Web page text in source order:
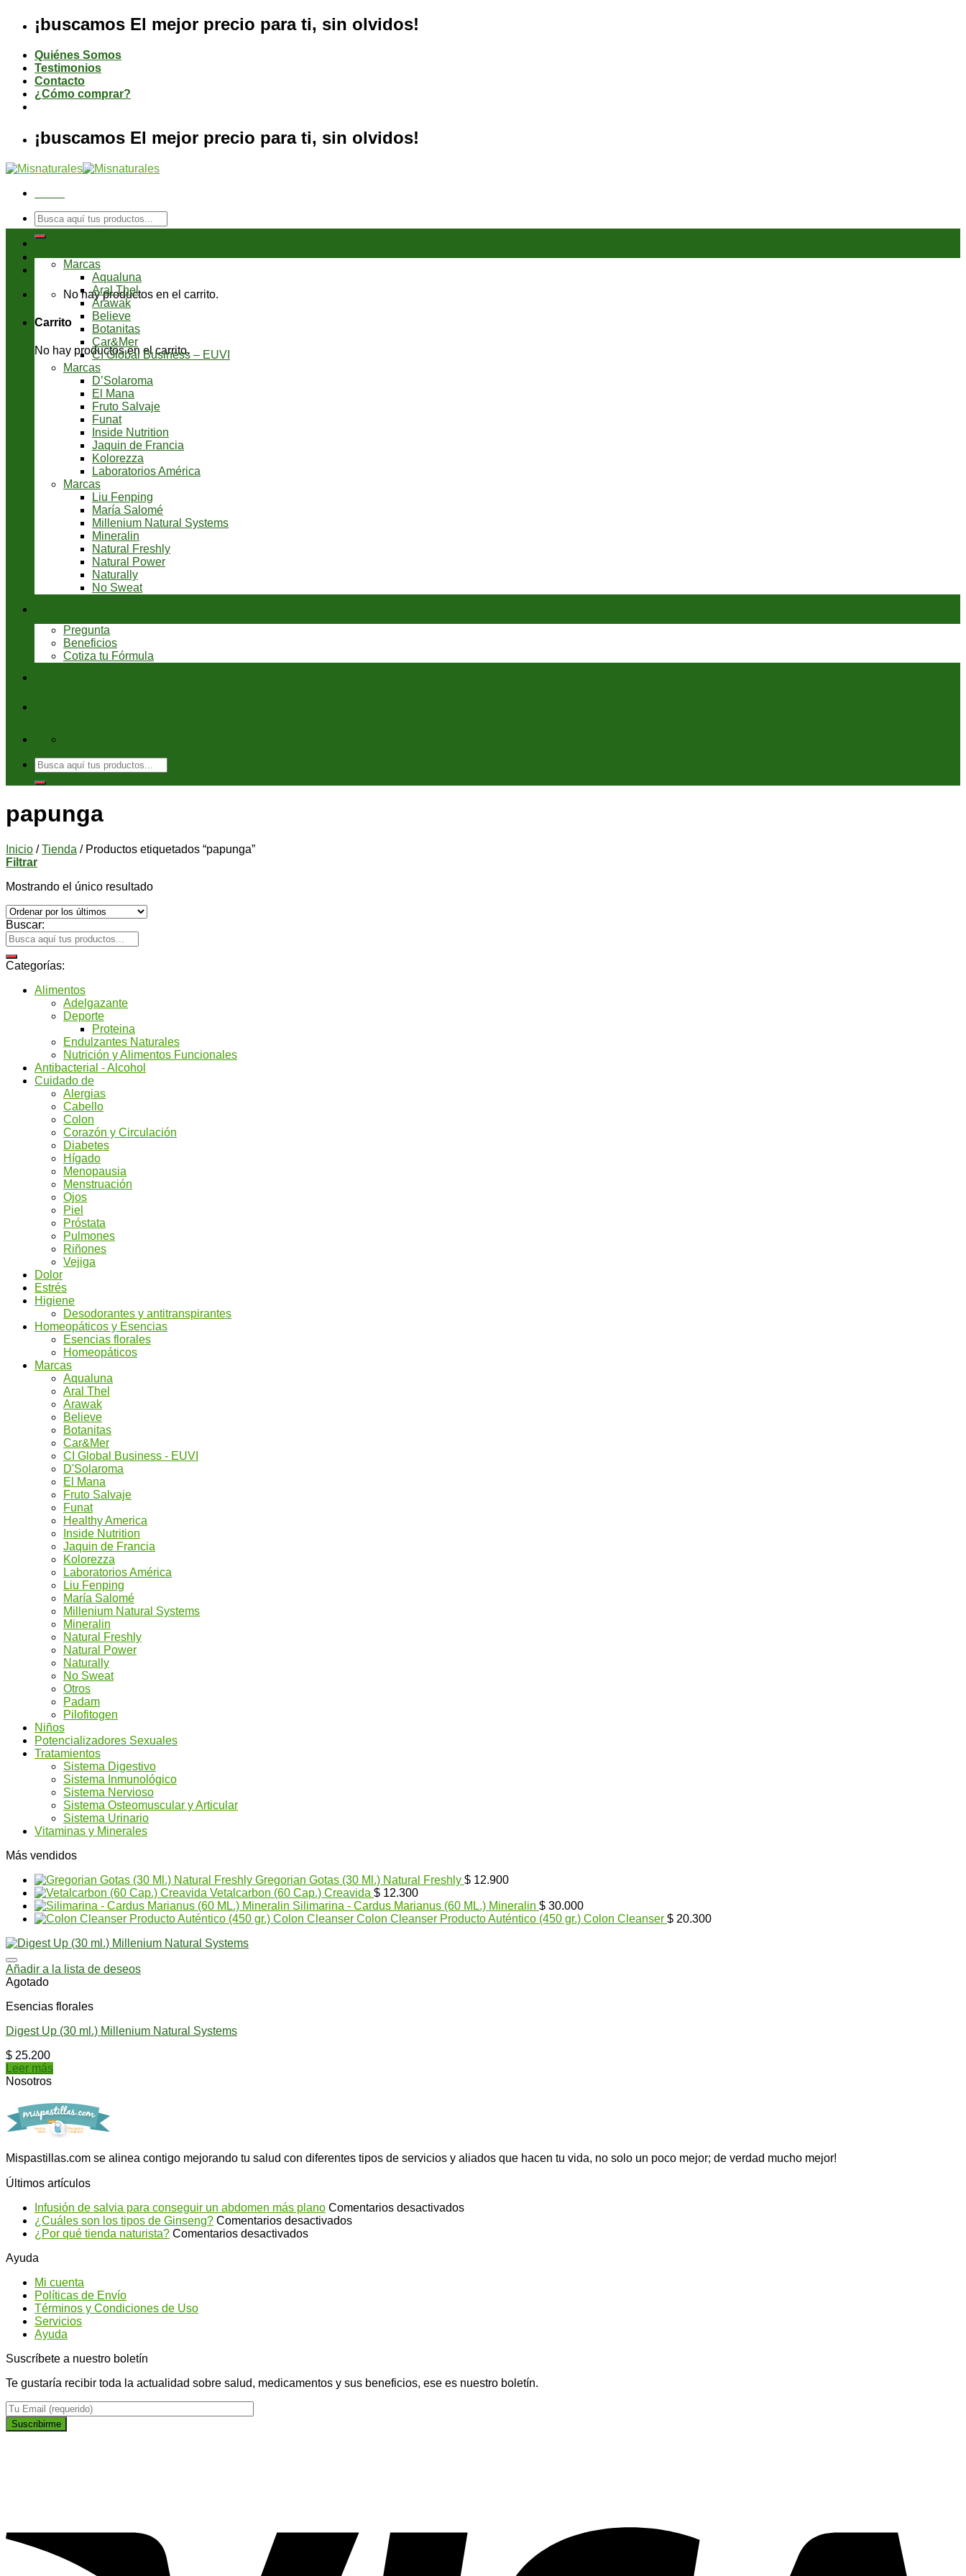
¡buscamos El mejor precio para ti, sin olvidos!
Quiénes Somos
Testimonios
Contacto
¿Cómo comprar?
¡buscamos El mejor precio para ti, sin olvidos!
Buscar
por:
No hay productos en el carrito.
Carrito
No hay productos en el carrito.
Marcas
Aqualuna
Aral Thel
Arawak
Believe
Botanitas
Car&Mer
CI Global Business – EUVI
Marcas
D’Solaroma
El Mana
Fruto Salvaje
Funat
Inside Nutrition
Jaquin de Francia
Kolorezza
Laboratorios América
Marcas
Liu Fenping
María Salomé
Millenium Natural Systems
Mineralin
Natural Freshly
Natural Power
Naturally
No Sweat
Pregunta
Beneficios
Cotiza tu Fórmula
Buscar
por:
papunga
Inicio / Tienda /Productos etiquetados “papunga”
Filtrar
Mostrando el único resultado
Buscar:
Categorías:
Alimentos
Adelgazante
Deporte
Proteina
Endulzantes Naturales
Nutrición y Alimentos Funcionales
Antibacterial - Alcohol
Cuidado de
Alergias
Cabello
Colon
Corazón y Circulación
Diabetes
Hígado
Menopausia
Menstruación
Ojos
Piel
Próstata
Pulmones
Riñones
Vejiga
Dolor
Estrés
Higiene
Desodorantes y antitranspirantes
Homeopáticos y Esencias
Esencias florales
Homeopáticos
Marcas
Aqualuna
Aral Thel
Arawak
Believe
Botanitas
Car&Mer
CI Global Business - EUVI
D'Solaroma
El Mana
Fruto Salvaje
Funat
Healthy America
Inside Nutrition
Jaquin de Francia
Kolorezza
Laboratorios América
Liu Fenping
María Salomé
Millenium Natural Systems
Mineralin
Natural Freshly
Natural Power
Naturally
No Sweat
Otros
Padam
Pilofitogen
Niños
Potencializadores Sexuales
Tratamientos
Sistema Digestivo
Sistema Inmunológico
Sistema Nervioso
Sistema Osteomuscular y Articular
Sistema Urinario
Vitaminas y Minerales
Más vendidos
Gregorian Gotas (30 Ml.) Natural Freshly $ 12.900
Vetalcarbon (60 Cap.) Creavida $ 12.300
Silimarina - Cardus Marianus (60 ML.) Mineralin $ 30.000
Colon Cleanser Producto Auténtico (450 gr.) Colon Cleanser $ 20.300
Añadir a la lista de deseos
Agotado
Esencias florales
Digest Up (30 ml.) Millenium Natural Systems
$ 25.200
Leer más
Nosotros
Mispastillas.com se alinea contigo mejorando tu salud con diferentes tipos de servicios y aliados que hacen tu vida, no solo un poco mejor; de verdad mucho mejor!
Últimos artículos
Infusión de salvia para conseguir un abdomen más plano Comentarios desactivadosen
¿Cuáles son los tipos de Ginseng? Comentarios desactivadosen
¿Por qué tienda naturista? Comentarios desactivadosen
Ayuda
Mi cuenta
Políticas de Envío
Términos y Condiciones de Uso
Servicios
Ayuda
Suscríbete a nuestro boletín
Te gustaría recibir toda la actualidad sobre salud, medicamentos y sus beneficios, ese es nuestro boletín.